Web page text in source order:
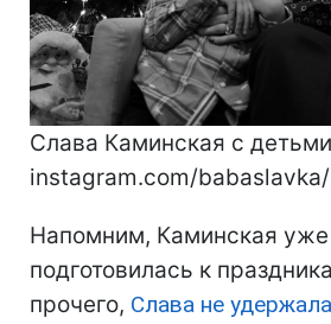
Слава Каминская с
instagram.com/
Напомним, Каминская уже
подготовилась к
прочего, Слава не